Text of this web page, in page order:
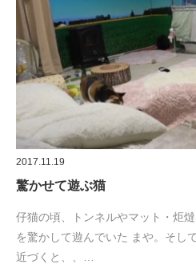
2017.11.19
驚かせて遊ぶ猫
仔猫の頃、トンネルやマット・炬
を驚かして遊んでいた まや。そし
近づくと、、…